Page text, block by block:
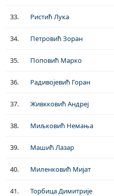
33. Ристић Лука
34. Петровић Зоран
35. Поповић Марко
36. Радивојевић Горан
37. Живкковић Андреј
38. Миљковић Немања
39. Машић Лазар
40. Миленковић Мијат
41. Торбица Димитрије